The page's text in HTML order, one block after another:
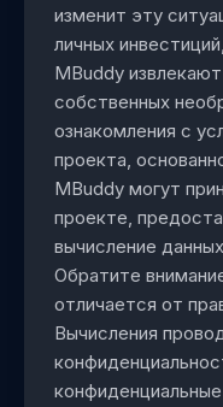
изменит эту
личных
MBuddy
собственных
ознакомления с
проекта,
MBuddy могут
проекте,
вычисление
Обратите
отличается от
Вычисления